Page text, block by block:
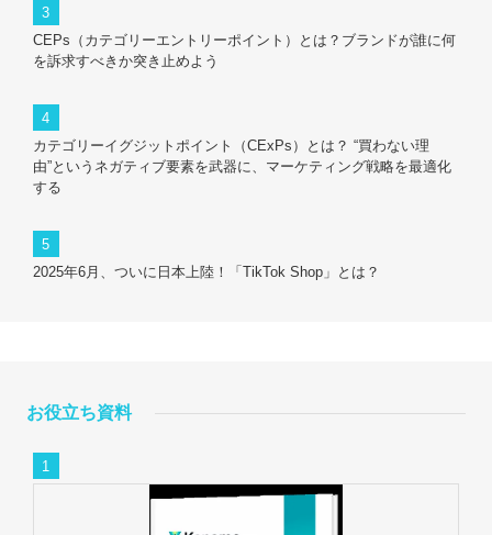
CEPs（カテゴリーエントリーポイント）とは？ブランドが誰に何
を訴求すべきか突き止めよう
カテゴリーイグジットポイント（CExPs）とは？ “買わない理
由”というネガティブ要素を武器に、マーケティング戦略を最適化
する
2025年6月、ついに日本上陸！「TikTok Shop」とは？
お役立ち資料